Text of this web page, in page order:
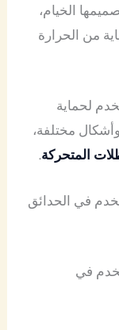
الخيام،
من الحرارة
لحماية
مختلفة،
المتحركة.
في الحدائق
في